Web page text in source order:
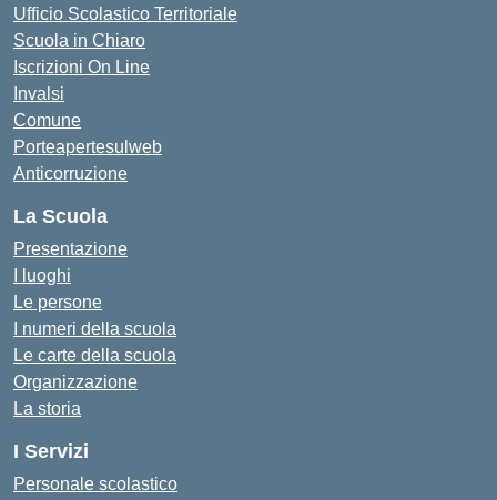
Ufficio Scolastico Territoriale
Scuola in Chiaro
Iscrizioni On Line
Invalsi
Comune
Porteapertesulweb
Anticorruzione
La Scuola
Presentazione
I luoghi
Le persone
I numeri della scuola
Le carte della scuola
Organizzazione
La storia
I Servizi
Personale scolastico